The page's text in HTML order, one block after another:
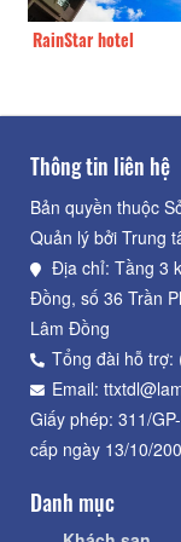
RainStar hotel
Thông tin liên hệ
Bản quyền thuộc
Quản lý bởi Trung
Địa chỉ: Tầng 3
Đồng, số 36 Trần
Lâm Đồng
Tổng đài hỗ trợ:
Email:
Giấy phép: 311/
cấp ngày 13/10/
Danh mục